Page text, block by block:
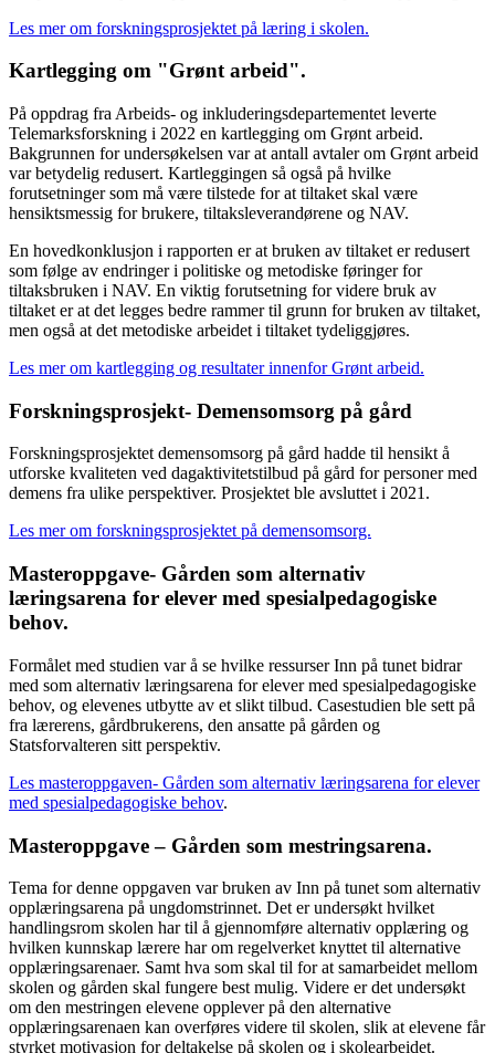
Les mer om forskningsprosjektet på læring i skolen.
Kartlegging om "Grønt arbeid".
På oppdrag fra Arbeids- og inkluderingsdepartementet leverte
Telemarksforskning i 2022 en kartlegging om Grønt arbeid.
Bakgrunnen for undersøkelsen var at antall avtaler om Grønt arbeid
var betydelig redusert. Kartleggingen så også på hvilke
forutsetninger som må være tilstede for at tiltaket skal være
hensiktsmessig for brukere, tiltaksleverandørene og NAV.
En hovedkonklusjon i rapporten er at bruken av tiltaket er redusert
som følge av endringer i politiske og metodiske føringer for
tiltaksbruken i NAV. En viktig forutsetning for videre bruk av
tiltaket er at det legges bedre rammer til grunn for bruken av tiltaket,
men også at det metodiske arbeidet i tiltaket tydeliggjøres.
Les mer om kartlegging og resultater innenfor Grønt arbeid.
Forskningsprosjekt- Demensomsorg på gård
Forskningsprosjektet demensomsorg på gård hadde til hensikt å
utforske kvaliteten ved dagaktivitetstilbud på gård for personer med
demens fra ulike perspektiver. Prosjektet ble avsluttet i 2021.
Les mer om forskningsprosjektet på demensomsorg.
Masteroppgave- Gården som alternativ
læringsarena for elever med spesialpedagogiske
behov.
Formålet med studien var å se hvilke ressurser Inn på tunet bidrar
med som alternativ læringsarena for elever med spesialpedagogiske
behov, og elevenes utbytte av et slikt tilbud. Casestudien ble sett på
fra lærerens, gårdbrukerens, den ansatte på gården og
Statsforvalteren sitt perspektiv.
Les masteroppgaven- Gården som alternativ læringsarena for elever
med spesialpedagogiske behov.
Masteroppgave – Gården som mestringsarena.
Tema for denne oppgaven var bruken av Inn på tunet som alternativ
opplæringsarena på ungdomstrinnet. Det er undersøkt hvilket
handlingsrom skolen har til å gjennomføre alternativ opplæring og
hvilken kunnskap lærere har om regelverket knyttet til alternative
opplæringsarenaer. Samt hva som skal til for at samarbeidet mellom
skolen og gården skal fungere best mulig. Videre er det undersøkt
om den mestringen elevene opplever på den alternative
opplæringsarenaen kan overføres videre til skolen, slik at elevene får
styrket motivasjon for deltakelse på skolen og i skolearbeidet.